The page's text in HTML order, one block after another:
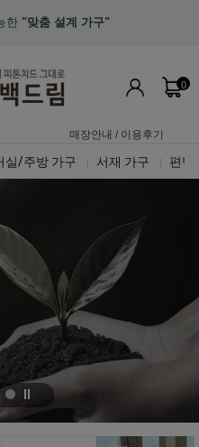
한 "맞춤 설계 가구"
인 품질 검증 시스템
0
매장안내 / 이용후기
실/주방 가구 서재 가구 편백